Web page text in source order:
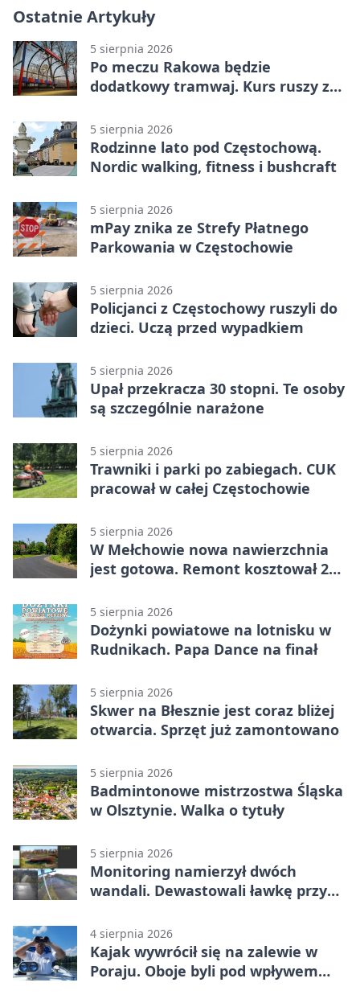
Ostatnie Artykuły
5 sierpnia 2026
Po meczu Rakowa będzie
dodatkowy tramwaj. Kurs ruszy ze
5 sierpnia 2026
Rodzinne lato pod Częstochową.
Nordic walking, fitness i bushcraft
5 sierpnia 2026
mPay znika ze Strefy Płatnego
Parkowania w Częstochowie
5 sierpnia 2026
Policjanci z Częstochowy ruszyli do
dzieci. Uczą przed wypadkiem
5 sierpnia 2026
Upał przekracza 30 stopni. Te osoby
są szczególnie narażone
5 sierpnia 2026
Trawniki i parki po zabiegach. CUK
pracował w całej Częstochowie
5 sierpnia 2026
W Mełchowie nowa nawierzchnia
jest gotowa. Remont kosztował 222
5 sierpnia 2026
Dożynki powiatowe na lotnisku w
Rudnikach. Papa Dance na finał
5 sierpnia 2026
Skwer na Błesznie jest coraz bliżej
otwarcia. Sprzęt już zamontowano
5 sierpnia 2026
Badmintonowe mistrzostwa Śląska
w Olsztynie. Walka o tytuły
5 sierpnia 2026
Monitoring namierzył dwóch
wandali. Dewastowali ławkę przy
4 sierpnia 2026
Kajak wywrócił się na zalewie w
Poraju. Oboje byli pod wpływem